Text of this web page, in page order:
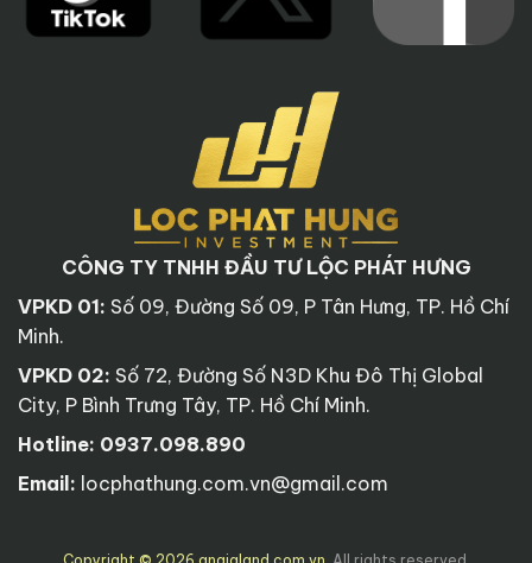
CÔNG TY TNHH ĐẦU TƯ LỘC PHÁT HƯNG
VPKD 01: Số 09, Đường Số 09, P Tân Hưng, TP. Hồ Chí
Minh.
VPKD 02: Số 72, Đường Số N3D Khu Đô Thị Global
City, P Bình Trưng Tây, TP. Hồ Chí Minh.
Hotline: 0937.098.890
Email: locphathung.com.vn@gmail.com